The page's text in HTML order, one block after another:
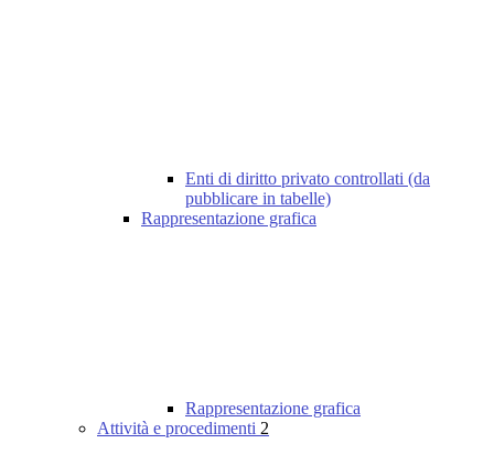
Enti di diritto privato controllati (da
pubblicare in tabelle)
Rappresentazione grafica
Rappresentazione grafica
Attività e procedimenti 2